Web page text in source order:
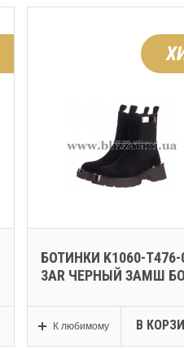
БОТИНКИ K1060-T476-
3AR ЧЕРНЫЙ ЗАМШ
К любимому В